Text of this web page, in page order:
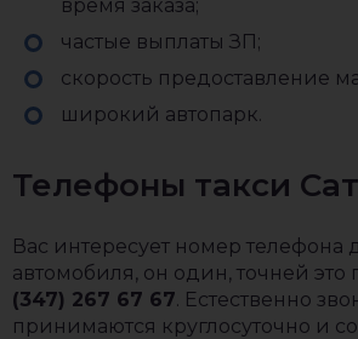
время заказа;
частые выплаты ЗП;
скорость предоставление
широкий автопарк.
Телефоны такси
Вас интересует номер телефона
автомобиля, он один, точней
(347) 267 67 67. Естественно
принимаются круглосуточно и